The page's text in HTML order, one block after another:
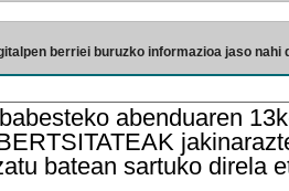
berriei buruzko informazioa jaso nahi
abenduaren
batean sartuko direla